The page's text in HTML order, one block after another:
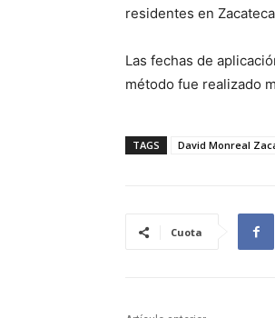
residentes en
Las fechas de
método fue realizado
TAGS David Monreal
Cuota